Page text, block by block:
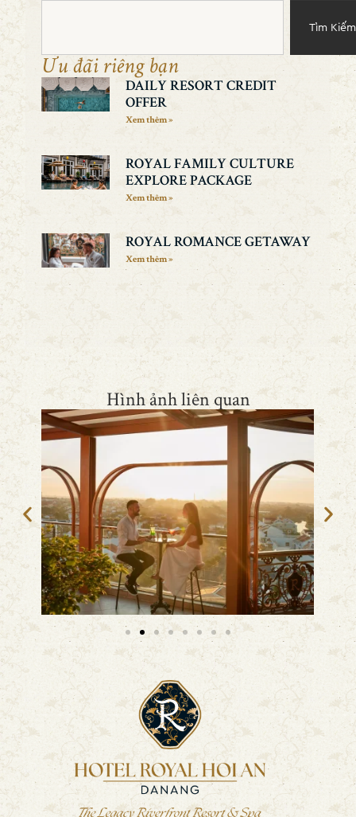
Tìm Kiếm
Ưu đãi riêng bạn
DAILY RESORT CREDIT
OFFER
Xem thêm »
ROYAL FAMILY CULTURE
EXPLORE PACKAGE
Xem thêm »
ROYAL ROMANCE GETAWAY
Xem thêm »
Hình ảnh liên quan